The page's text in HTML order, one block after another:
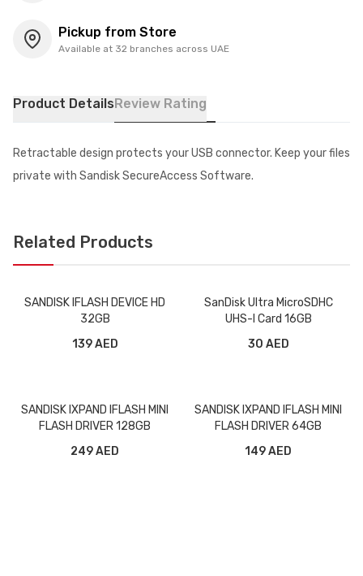
Pickup from Store
Available at 32 branches across UAE
Product DetailsReview Rating
Retractable design protects your USB connector. Keep your files
private with Sandisk SecureAccess Software.
Related Products
SANDISK IFLASH DEVICE HD
32GB
139 AED
SanDisk Ultra MicroSDHC
UHS-l Card 16GB
30 AED
SANDISK IXPAND IFLASH MINI
FLASH DRIVER 128GB
249 AED
SANDISK IXPAND IFLASH MINI
FLASH DRIVER 64GB
149 AED